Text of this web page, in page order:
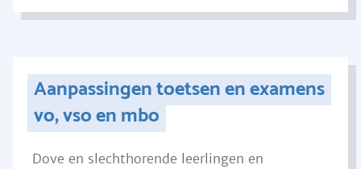
Aanpassingen toetsen en examens
vo, vso en mbo
Dove en slechthorende leerlingen en